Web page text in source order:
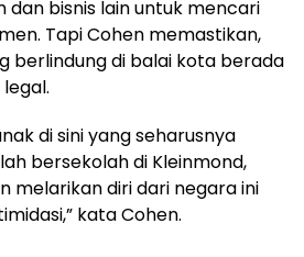
bisnis lain untuk mencari
Tapi Cohen memastikan,
berlindung di balai kota berada
di sini yang seharusnya
bersekolah di Kleinmond,
melarikan diri dari negara ini
kata Cohen.